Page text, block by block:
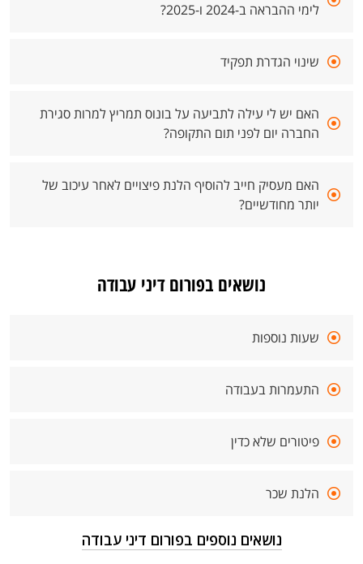
לימי ההבראה ב-2024 ו-2025?
שינוי הגדרת תפקיד
האם יש לי עילה לתביעה על בונוס תמריץ למרות סגירת
החברה יום לפני תום התקופה?
האם מעסיק חייב להוסיף הלנת פיצויים לאחר עיכוב של
יותר מחודשיים?
נושאים בפורום דיני עבודה
שעות נוספות
התעמרות בעבודה
פיטורים שלא כדין
הלנת שכר
נושאים נוספים בפורום דיני עבודה